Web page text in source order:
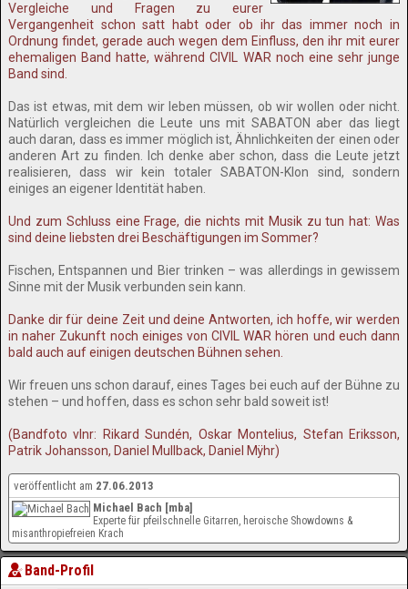
Vergleiche und Fragen zu eurer
Vergangenheit schon satt habt oder ob ihr das immer noch in
Ordnung findet, gerade auch wegen dem Einfluss, den ihr mit eurer
ehemaligen Band hatte, während CIVIL WAR noch eine sehr junge
Band sind.
Das ist etwas, mit dem wir leben müssen, ob wir wollen oder nicht.
Natürlich vergleichen die Leute uns mit SABATON aber das liegt
auch daran, dass es immer möglich ist, Ähnlichkeiten der einen oder
anderen Art zu finden. Ich denke aber schon, dass die Leute jetzt
realisieren, dass wir kein totaler SABATON-Klon sind, sondern
einiges an eigener Identität haben.
Und zum Schluss eine Frage, die nichts mit Musik zu tun hat: Was
sind deine liebsten drei Beschäftigungen im Sommer?
Fischen, Entspannen und Bier trinken – was allerdings in gewissem
Sinne mit der Musik verbunden sein kann.
Danke dir für deine Zeit und deine Antworten, ich hoffe, wir werden
in naher Zukunft noch einiges von CIVIL WAR hören und euch dann
bald auch auf einigen deutschen Bühnen sehen.
Wir freuen uns schon darauf, eines Tages bei euch auf der Bühne zu
stehen – und hoffen, dass es schon sehr bald soweit ist!
(Bandfoto vlnr: Rikard Sundén, Oskar Montelius, Stefan Eriksson,
Patrik Johansson, Daniel Mullback, Daniel Mÿhr)
veröffentlicht am 27.06.2013
Michael Bach [mba]
Experte für pfeilschnelle Gitarren, heroische Showdowns &
misanthropiefreien Krach
Band-Profil